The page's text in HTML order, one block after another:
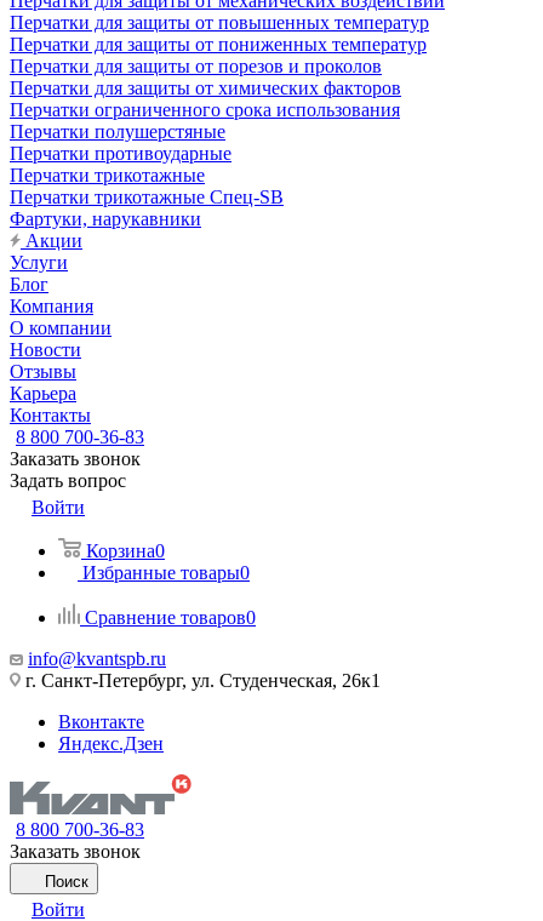
Перчатки для защиты от повышенных температур
Перчатки для защиты от пониженных температур
Перчатки для защиты от порезов и проколов
Перчатки для защиты от химических факторов
Перчатки ограниченного срока использования
Перчатки полушерстяные
Перчатки противоударные
Перчатки трикотажные
Перчатки трикотажные Спец-SB
Фартуки, нарукавники
Акции
Услуги
Блог
Компания
О компании
Новости
Отзывы
Карьера
Контакты
8 800 700-36-83
Заказать звонок
Задать вопрос
Войти
Корзина0
Избранные товары0
Сравнение товаров0
info@kvantspb.ru
г. Санкт-Петербург, ул. Студенческая, 26к1
Вконтакте
Яндекс.Дзен
8 800 700-36-83
Заказать звонок
Поиск
Войти